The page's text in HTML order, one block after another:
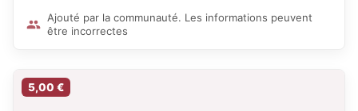
Ajouté par la communauté. Les informations peuvent
être incorrectes
5,00 €